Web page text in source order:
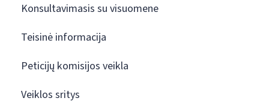
Konsultavimasis su visuomene
Teisinė informacija
Peticijų komisijos veikla
Veiklos sritys